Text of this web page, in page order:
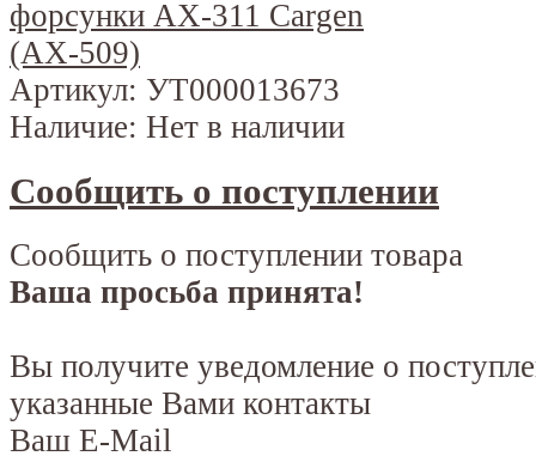
Артикул: УТ000013673
Наличие: Нет в наличии
Сообщить о поступлении
Сообщить о поступлении товара
Ваша просьба принята!
Вы получите уведомление о
указанные Вами контакты
Ваш E-Mail